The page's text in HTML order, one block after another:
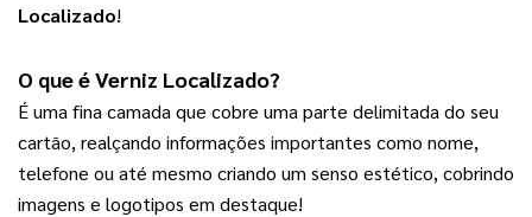
Localizado!
O que é Verniz Localizado?
É uma fina camada que cobre uma parte delimitada do seu
cartão, realçando informações importantes como nome,
telefone ou até mesmo criando um senso estético, cobrindo
imagens e logotipos em destaque!